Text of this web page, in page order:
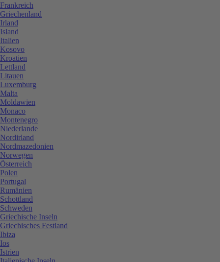
Frankreich
Griechenland
Irland
Island
Italien
Kosovo
Kroatien
Lettland
Litauen
Luxemburg
Malta
Moldawien
Monaco
Montenegro
Niederlande
Nordirland
Nordmazedonien
Norwegen
Österreich
Polen
Portugal
Rumänien
Schottland
Schweden
Griechische Inseln
Griechisches Festland
Ibiza
Ios
Istrien